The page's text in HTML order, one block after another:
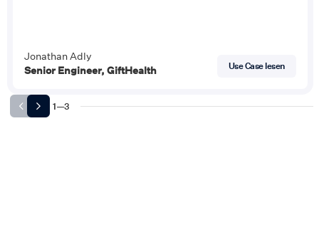
Jonathan Adly
Senior Engineer, GiftHealth
Use Case lesen
1—3